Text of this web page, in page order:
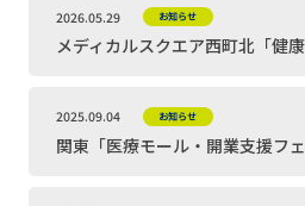
2026.05.29 お知らせ
メディカルスクエア西町北「健
2025.09.04 お知らせ
関東「医療モール・開業支援フ